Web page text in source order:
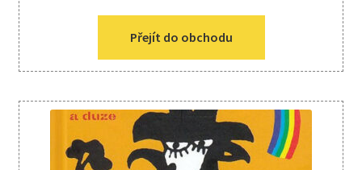
Přejít do obchodu